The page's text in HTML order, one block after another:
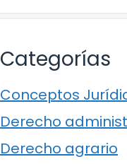
Categorías
Conceptos
Derecho
Derecho agrario